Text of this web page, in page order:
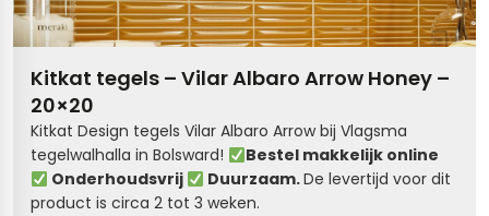
Kitkat tegels – Vilar Albaro Arrow Honey –
20×20
Kitkat Design tegels Vilar Albaro Arrow bij Vlagsma
tegelwalhalla in Bolsward!
Bestel makkelijk online
Onderhoudsvrij
Duurzaam.De levertijd voor dit
product is circa 2 tot 3 weken.
toilet
woonkamer
hal
toilet